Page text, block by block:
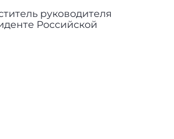
руководителя
Российской